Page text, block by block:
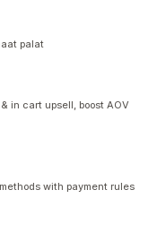
palat
in cart upsell, boost AOV
with payment rules